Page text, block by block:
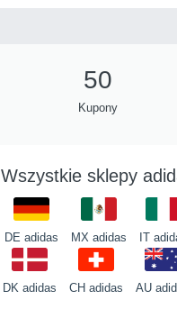
50
Kupony
Wszystkie sklepy
DE adidas MX adidas IT
DK adidas CH adidas AU